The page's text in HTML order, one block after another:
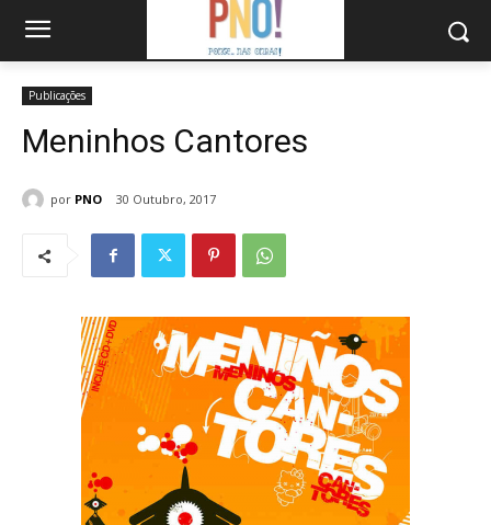
Publicações
Meninhos Cantores
por PNO 30 Outubro, 2017